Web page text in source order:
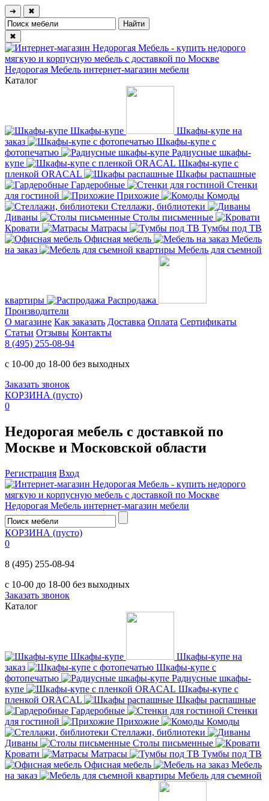
➔ ✖
✖
Недорогая Мебель интернет-магазин мебели
Каталог
Шкафы-купе
Шкафы-купе на
заказ
Шкафы-купе с
фотопечатью
Радиусные шкафы-
купе
Шкафы-купе с
пленкой ORACAL
Шкафы распашные
Гардеробные
Стенки
для гостиной
Прихожие
Комоды
Стеллажи, библиотеки
Диваны
Столы письменные
Кровати
Матрасы
Тумбы под ТВ
Офисная мебель
Мебель
на заказ
Мебель для съемной
квартиры
Распродажа
Производители
О магазине Как заказать Доставка Оплата Сертификаты
Статьи Отзывы Контакты
8 (495) 255-08-94
с 10-00 до 18-00 без выходных
Заказать звонок
КОРЗИНА (пусто)
0
Недорогая мебель с доставкой по
Москве и Московской области
Регистрация Вход
Недорогая Мебель интернет-магазин мебели
КОРЗИНА (пусто)
0
8 (495) 255-08-94
с 10-00 до 18-00 без выходных
Заказать звонок
Каталог
Шкафы-купе
Шкафы-купе на
заказ
Шкафы-купе с
фотопечатью
Радиусные шкафы-
купе
Шкафы-купе с
пленкой ORACAL
Шкафы распашные
Гардеробные
Стенки
для гостиной
Прихожие
Комоды
Стеллажи, библиотеки
Диваны
Столы письменные
Кровати
Матрасы
Тумбы под ТВ
Офисная мебель
Мебель
на заказ
Мебель для съемной